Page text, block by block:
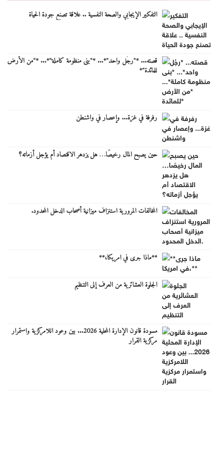
التفكير الإيجابي والصحة النفسية .. علاقة تصنع جودة الحياة
قصته... *"رجُل واحد"*... *"بنى منظومة كاملة"*... *"من الأرض
للمائدة"*
رفرفة في غزة... وإعصار في واشنطن
حين يصبح المال رخيصًا… هل يزدهر الاقتصاد أم يؤجل أزماته؟
المخالفات المرورية استنزاف ميزانية أصحاب الدخل المحدود.
**ماذا جرى في امريكا،**
الجلوة العشائرية من العرف إلى التنظيم
مسودة قانون الإدارة المحلية 2026... بين وعود اللامركزية واستمرار
مركزية القرار